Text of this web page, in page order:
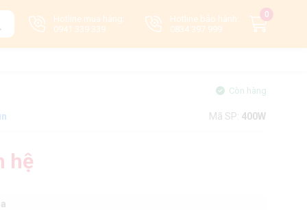
Hotline mua hàng:
0941 339 339
Hotline bảo hành:
0834 397 999
0
Còn hàng
Mã SP: 400W
hệ